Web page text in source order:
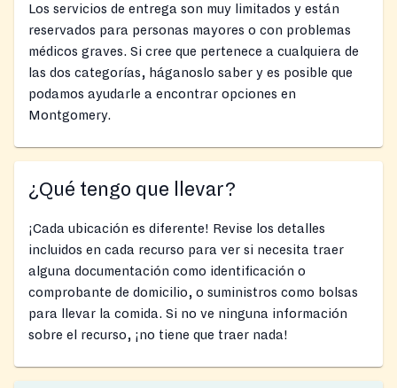
Los servicios de entrega son muy limitados y están
reservados para personas mayores o con problemas
médicos graves. Si cree que pertenece a cualquiera de
las dos categorías, háganoslo saber y es posible que
podamos ayudarle a encontrar opciones en
Montgomery.
¿Qué tengo que llevar?
¡Cada ubicación es diferente! Revise los detalles
incluidos en cada recurso para ver si necesita traer
alguna documentación como identificación o
comprobante de domicilio, o suministros como bolsas
para llevar la comida. Si no ve ninguna información
sobre el recurso, ¡no tiene que traer nada!